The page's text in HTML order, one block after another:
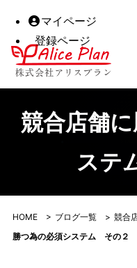
マイページ
登録ページ
競合店舗に勝つ為の必須
競合店舗
ステ
HOME> ブログ一覧 > 競合
勝つ為の必須システム その２